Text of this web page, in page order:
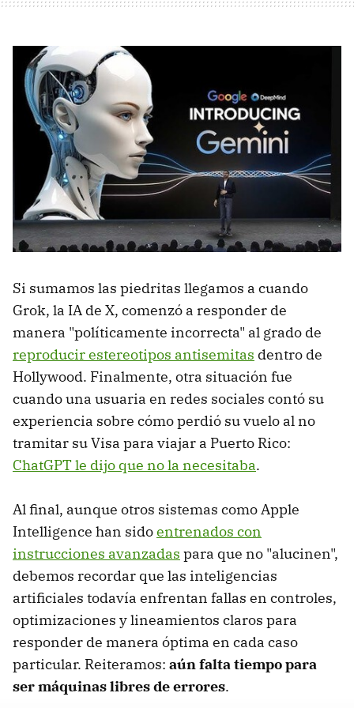
Si sumamos las piedritas llegamos a cuando
Grok, la IA de X, comenzó a responder de
manera "políticamente incorrecta" al grado de
reproducir estereotipos antisemitas dentro de
Hollywood. Finalmente, otra situación fue
cuando una usuaria en redes sociales contó su
experiencia sobre cómo perdió su vuelo al no
tramitar su Visa para viajar a Puerto Rico:
ChatGPT le dijo que no la necesitaba.
Al final, aunque otros sistemas como Apple
Intelligence han sidoentrenados con
instrucciones avanzadas para que no "alucinen",
debemos recordar que las inteligencias
artificiales todavía enfrentan fallas en controles,
optimizaciones y lineamientos claros para
responder de manera óptima en cada caso
particular. Reiteramos: aún falta tiempo para
ser máquinas libres de errores.